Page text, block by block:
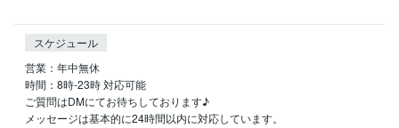
スケジュール
営業：年中無休
時間：8時-23時 対応可能
ご質問はDMにてお待ちしております♪